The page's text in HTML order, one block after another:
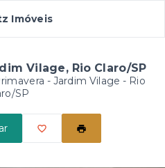
Imóveis
Vilage, Rio Claro/SP
- Jardim Vilage - Rio
SP